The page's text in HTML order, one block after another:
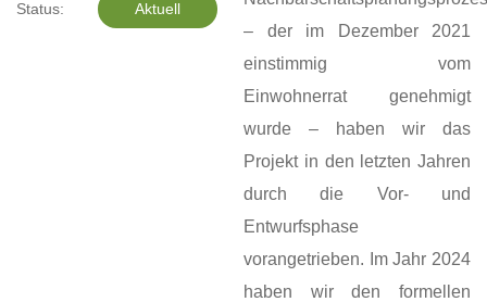
Status: Aktuell
– der im Dezember 2021
einstimmig vom
Einwohnerrat genehmigt
wurde – haben wir das
Projekt in den letzten Jahren
durch die Vor- und
Entwurfsphase
vorangetrieben. Im Jahr 2024
haben wir den formellen